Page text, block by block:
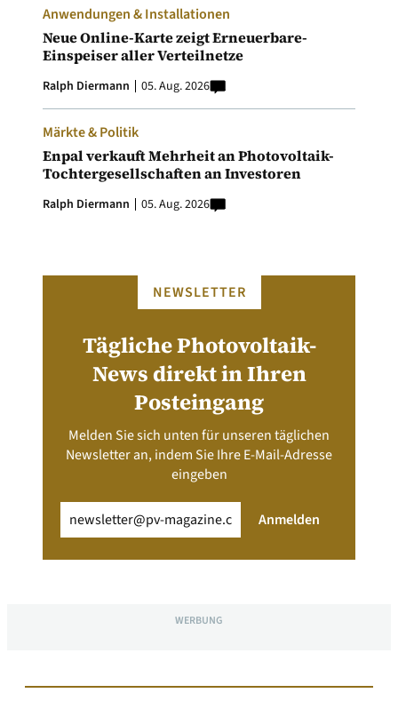
Anwendungen & Installationen
Neue Online-Karte zeigt Erneuerbare-
Einspeiser aller Verteilnetze
Ralph Diermann 05. Aug. 2026
Märkte & Politik
Enpal verkauft Mehrheit an Photovoltaik-
Tochtergesellschaften an Investoren
Ralph Diermann 05. Aug. 2026
NEWSLETTER
Tägliche Photovoltaik-
News direkt in Ihren
Posteingang
Melden Sie sich unten für unseren täglichen
Newsletter an, indem Sie Ihre E-Mail-Adresse
eingeben
(erforderlich) Anmelden
WERBUNG